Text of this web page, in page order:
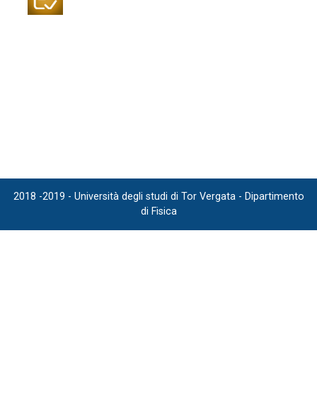
2018 -2019 - Università degli studi di Tor Vergata - Dipartimento
di Fisica